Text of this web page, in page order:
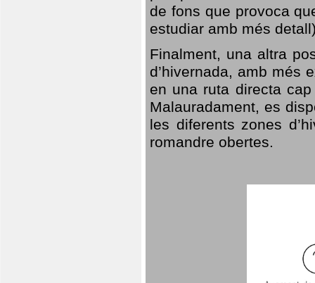
de fons que provoca
estudiar amb més
Finalment, una altra
d’hivernada, amb més
en una ruta directa
Malauradament, es
les diferents zones
romandre obertes.